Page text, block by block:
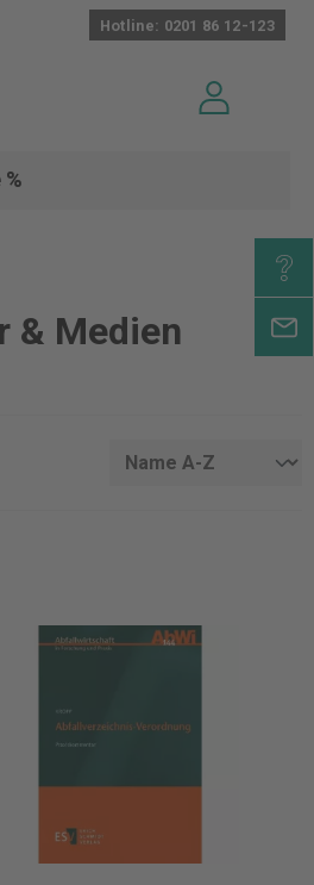
Hotline: 0201 86 12-123
& Medien